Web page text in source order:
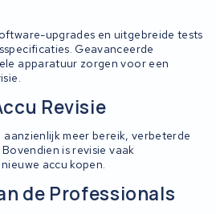
upgrades en uitgebreide tests
Geavanceerde
apparatuur zorgen voor een
Revisie
meer bereik, verbeterde
is revisie vaak
accu kopen.
de Professionals